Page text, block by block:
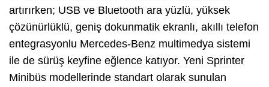
artırırken; USB ve Bluetooth ara yüzlü, yüksek
çözünürlüklü, geniş dokunmatik ekranlı, akıllı telefon
entegrasyonlu Mercedes-Benz multimedya sistemi
ile de sürüş keyfine eğlence katıyor. Yeni Sprinter
Minibüs modellerinde standart olarak sunulan